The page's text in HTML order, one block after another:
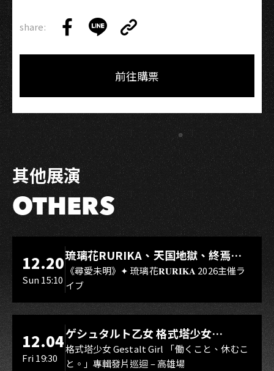
share:
on
on
Link
Copy
前往購票
其他展演
OTHERS
LIVE WAREHOUSE 小庫
12.20
Sun 15:10
琉璃花RURIKA、天国地獄、終焉
Rebirth、DUALIA、無我夢中、花奏
スマイル（O.A.）
《尋愛未明》✦ 琉璃花𝐑𝐔𝐑𝐈𝐊𝐀 2026主催ラ
イブ
LIVE WAREHOUSE 小庫
12.04
Fri 19:30
ゲシュタルト乙女 格式塔少女
Gestalt Girl
格式塔少女 Gestalt Girl 「働くこと、休むこ
と。」專輯發片巡迴 – 高雄場